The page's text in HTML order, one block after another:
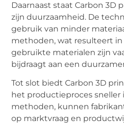
Daarnaast staat Carbon 3D
zijn duurzaamheid. De
gebruik van minder
methoden, wat resulteert in
gebruikte materialen zijn
bijdraagt aan een
Tot slot biedt Carbon 3D
het productieproces sneller
methoden, kunnen
op marktvraag en